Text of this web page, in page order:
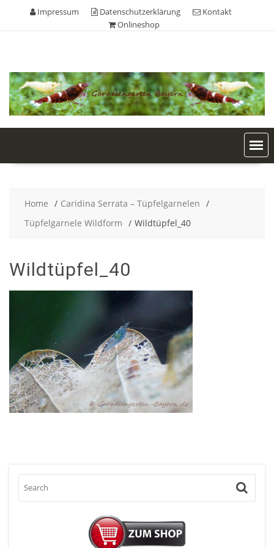
content
Impressum Datenschutzerklärung
Kontakt
Onlineshop
Home
Caridina Serrata – Tüpfelgarnelen
Tüpfelgarnele Wildform
Wildtüpfel_40
Wildtüpfel_40